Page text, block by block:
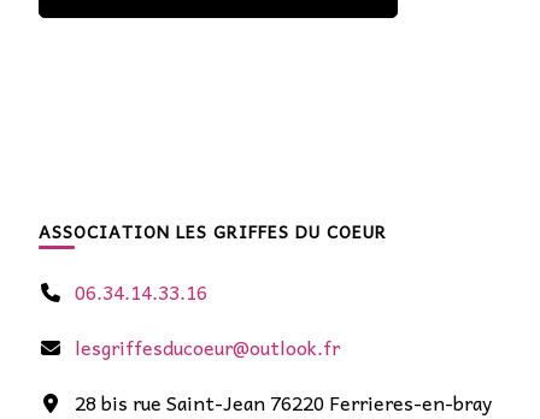
ASSOCIATION LES GRIFFES DU COEUR
06.34.14.33.16
lesgriffesducoeur@outlook.fr
28 bis rue Saint-Jean 76220 Ferrieres-en-bray